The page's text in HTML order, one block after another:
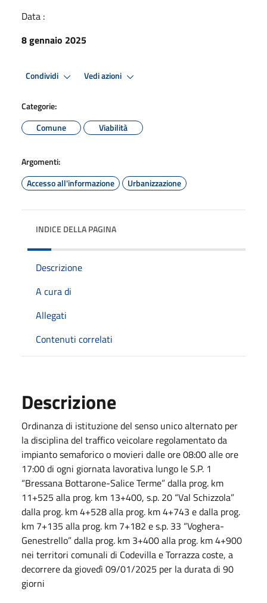
Data :
8 gennaio 2025
Condividi Vedi azioni
Categorie:
Comune
Viabilità
Argomenti:
Accesso all'informazione
Urbanizzazione
INDICE DELLA PAGINA
Descrizione
A cura di
Allegati
Contenuti correlati
Descrizione
Ordinanza di istituzione del senso unico alternato per
la disciplina del traffico veicolare regolamentato da
impianto semaforico o movieri dalle ore 08:00 alle ore
17:00 di ogni giornata lavorativa lungo le S.P. 1
“Bressana Bottarone-Salice Terme” dalla prog. km
11+525 alla prog. km 13+400, s.p. 20 “Val Schizzola”
dalla prog. km 4+528 alla prog. km 4+743 e dalla prog.
km 7+135 alla prog. km 7+182 e s.p. 33 “Voghera-
Genestrello” dalla prog. km 3+400 alla prog. km 4+900
nei territori comunali di Codevilla e Torrazza coste, a
decorrere da giovedì 09/01/2025 per la durata di 90
giorni